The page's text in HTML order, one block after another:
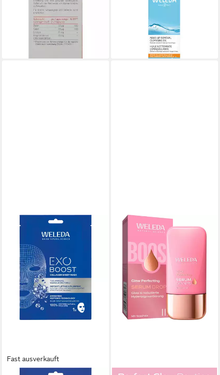
Meine Haare Wimpern&Nägel
Kps Kapseln
(1.057,20 €/ 1 kg)
lieferbar - in 4-5 Werktagen bei dir
CLEANSING OIL Make-up-
(151,60 €/ 1 l)
lieferbar in 2 Wochen
Fast ausverkauft